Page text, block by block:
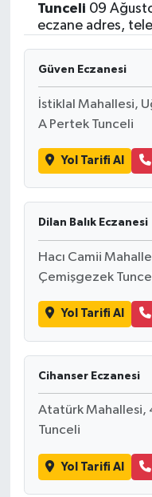
Tunceli 09
eczane adres,
Güven Eczanesi
İstiklal Mahallesi,
A Pertek Tunceli
Yol Tarifi Al
Dilan Balık Eczanesi
Hacı Camii
Çemişgezek
Yol Tarifi Al
Cihanser Eczanesi
Atatürk Mahallesi,
Tunceli
Yol Tarifi Al